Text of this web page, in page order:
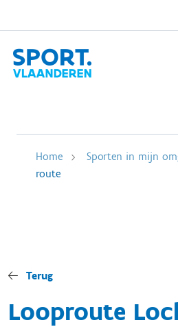
Home Sporten in mijn
route
Terug
Looproute